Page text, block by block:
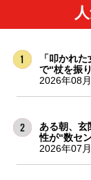
「叩かれ
で“杖を振
2026年08
ある朝、
性が“数セ
2026年07